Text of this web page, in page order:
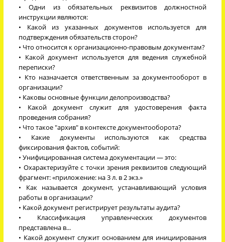
• Одни из обязательных реквизитов должностной
инструкции являются:
• Какой из указанных документов используется для
подтверждения обязательств сторон?
• Что относится к организационно-правовым документам?
• Какой документ используется для ведения служебной
переписки?
• Кто назначается ответственным за документооборот в
организации?
• Каковы основные функции делопроизводства?
• Какой документ служит для удостоверения факта
проведения собрания?
• Что такое "архив" в контексте документооборота?
• Какие документы используются как средства
фиксирования фактов, событий:
• Унифицированная система документации — это:
• Охарактеризуйте с точки зрения реквизитов следующий
фрагмент: «приложение: на 3 л. в 2 экз.»
• Как называется документ, устанавливающий условия
работы в организации?
• Какой документ регистрирует результаты аудита?
• Классификация управленческих документов
представлена в...
• Какой документ служит основанием для инициирования